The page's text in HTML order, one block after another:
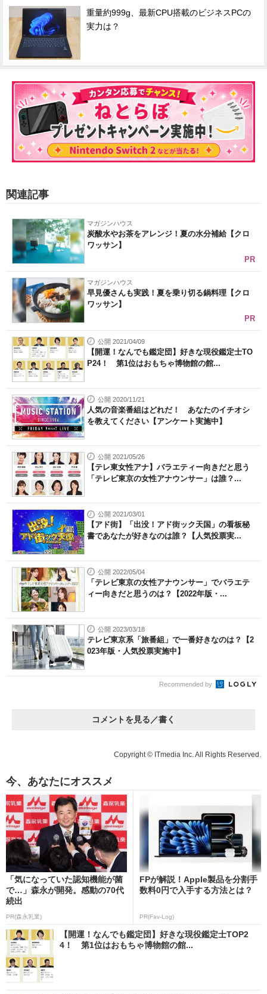
重量約999g、最新CPU搭載のビジネスPCの
実力は？
関連記事
マガジンハウス
炭酸水やお茶をアレンジ！夏の水分補給【クロ
ワッサン】
PR
マガジンハウス
早見優さんも実践！夏を乗り切る鍋料理【クロ
ワッサン】
PR
公開 2021/04/09
【開運！なんでも鑑定団】好きな現役鑑定士TO
P24！ 第1位はおもちゃ博物館の館...
公開 2020/11/21
人気の音楽番組はどれだ！ あなたのイチオシ
を教えてください【アンケート実施中】
公開 2021/05/26
【テレ東女性アナ】バラエティー向きだと思う
「テレビ東京の女性アナウンサー」は誰？...
公開 2021/03/01
【アド街】「出没！アド街ック天国」の看板秘
書であなたが好きなのは誰？【人気投票実...
公開 2022/05/04
「テレビ東京の女性アナウンサー」でバラエテ
ィー向きだと思うのは？【2022年版・...
公開 2023/03/18
テレビ東京系「旅番組」で一番好きなのは？【2
023年版・人気投票実施中】
Recommended by
コメントを見る／書く
Copyright © ITmedia Inc. All Rights Reserved.
今、あなたにオススメ
「気になっていた認知機能が菌
で…」森永が開発。感動の70代
続出
PR(森永乳業)
FPが解説！Apple製品を分割手
数料0円で入手する方法とは？
PR(Fav-Log)
【開運！なんでも鑑定団】好きな現役鑑定士TOP2
4！ 第1位はおもちゃ博物館の館...